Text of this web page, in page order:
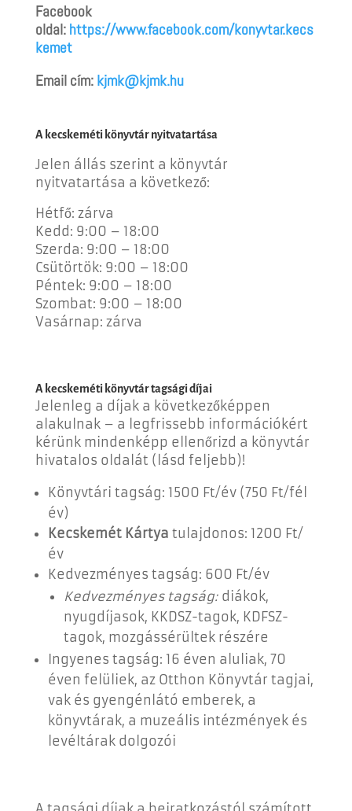
Facebook
oldal: https://www.facebook.com/konyvtar.kecs
kemet
Email cím: kjmk@kjmk.hu
A kecskeméti könyvtár nyitvatartása
Jelen állás szerint a könyvtár
nyitvatartása a következő:
Hétfő: zárva
Kedd: 9:00 – 18:00
Szerda: 9:00 – 18:00
Csütörtök: 9:00 – 18:00
Péntek: 9:00 – 18:00
Szombat: 9:00 – 18:00
Vasárnap: zárva
A kecskeméti könyvtár tagsági díjai
Jelenleg a díjak a következőképpen
alakulnak – a legfrissebb információkért
kérünk mindenképp ellenőrizd a könyvtár
hivatalos oldalát (lásd feljebb)!
Könyvtári tagság: 1500 Ft/év (750 Ft/fél
év)
Kecskemét Kártya tulajdonos: 1200 Ft/
év
Kedvezményes tagság: 600 Ft/év
Kedvezményes tagság:diákok,
nyugdíjasok, KKDSZ-tagok, KDFSZ-
tagok, mozgássérültek részére
Ingyenes tagság: 16 éven aluliak, 70
éven felüliek, az Otthon Könyvtár tagjai,
vak és gyengénlátó emberek, a
könyvtárak, a muzeális intézmények és
levéltárak dolgozói